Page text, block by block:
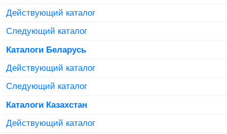
Действующий каталог
Следующий каталог
Каталоги Беларусь
Действующий каталог
Следующий каталог
Каталоги Казахстан
Действующий каталог